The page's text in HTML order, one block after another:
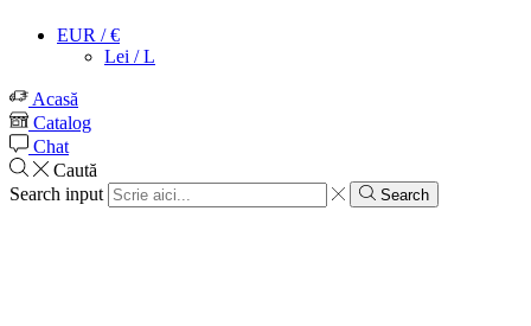
EUR / €
Lei / L
Acasă
Catalog
Chat
Caută
Search input
Search